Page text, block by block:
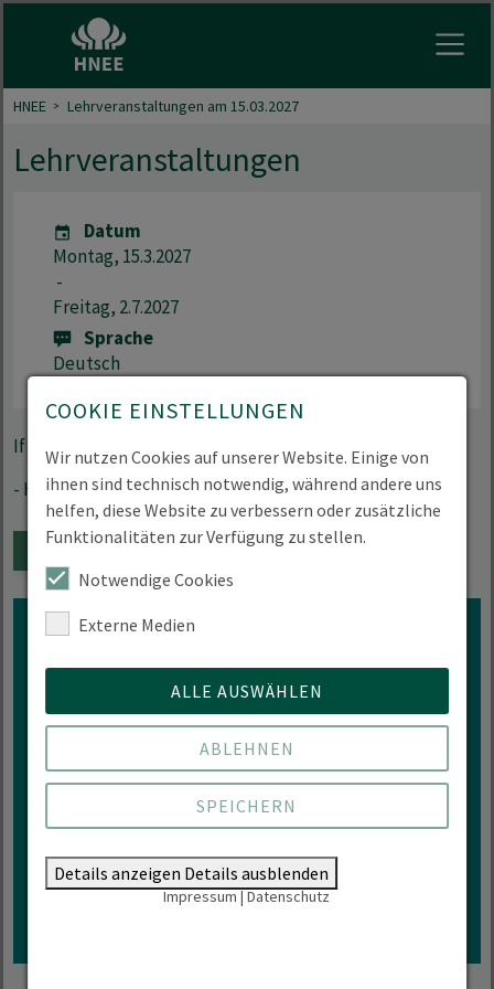
HNEE Lehrveranstaltungen am 15.03.2027
Lehrveranstaltungen
Datum
Montag, 15.3.2027
-
Freitag, 2.7.2027
Sprache
Deutsch
If you can't convince them, confuse them.
- Harry S. Truman -
Interesse an mehr
Veranstaltungen der HNEE?
ZUR VERANSTALTUNGÜBERSICHT
COOKIE EINSTELLUNGEN
Wir nutzen Cookies auf unserer Website. Einige von
ihnen sind technisch notwendig, während andere uns
helfen, diese Website zu verbessern oder zusätzliche
Funktionalitäten zur Verfügung zu stellen.
Notwendige Cookies
Externe Medien
ALLE AUSWÄHLEN
ABLEHNEN
SPEICHERN
Details anzeigen Details ausblenden
Impressum|Datenschutz